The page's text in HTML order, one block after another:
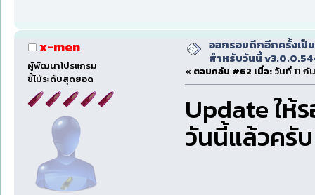
x-men
ผู้พัฒนาโปรแกรม
ขี้โม้ระดับสุดยอด
ออกรอบดึกอีกครั้งเป็
สำหรับวันนี้
« ตอบกลับ #62 เมื่อ: วันที่ 11 กั
Update ให้
วันนี้แล้วครับ